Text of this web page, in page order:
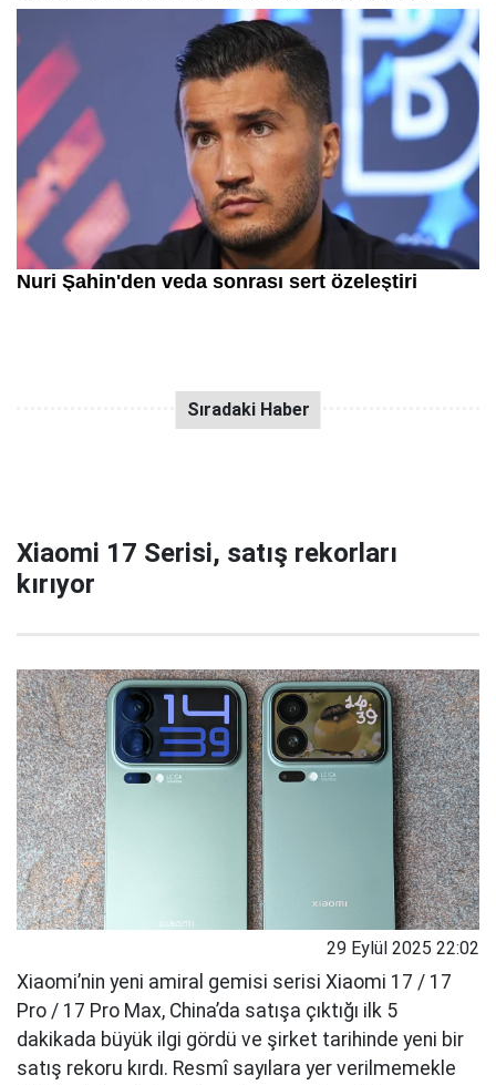
Xiaomi 17 Serisi, satış rekorları
kırıyor
29 Eylül 2025 22:02
Xiaomi’nin yeni amiral gemisi serisi Xiaomi 17 / 17
Pro / 17 Pro Max, China’da satışa çıktığı ilk 5
dakikada büyük ilgi gördü ve şirket tarihinde yeni bir
satış rekoru kırdı. Resmî sayılara yer verilmemekle